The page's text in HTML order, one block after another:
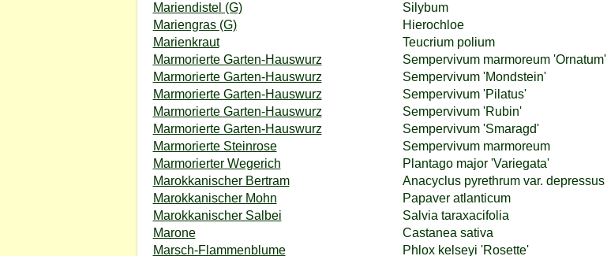
Mariendistel (G)
Silybum
Mariengras (G)
Hierochloe
Marienkraut
Teucrium polium
Marmorierte Garten-Hauswurz
Sempervivum marmoreum 'Ornatum'
Marmorierte Garten-Hauswurz
Sempervivum 'Mondstein'
Marmorierte Garten-Hauswurz
Sempervivum 'Pilatus'
Marmorierte Garten-Hauswurz
Sempervivum 'Rubin'
Marmorierte Garten-Hauswurz
Sempervivum 'Smaragd'
Marmorierte Steinrose
Sempervivum marmoreum
Marmorierter Wegerich
Plantago major 'Variegata'
Marokkanischer Bertram
Anacyclus pyrethrum var. depressus
Marokkanischer Mohn
Papaver atlanticum
Marokkanischer Salbei
Salvia taraxacifolia
Marone
Castanea sativa
Marsch-Flammenblume
Phlox kelseyi 'Rosette'